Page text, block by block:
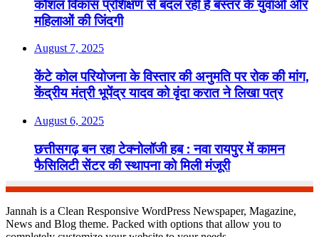
कौशल विकास प्रशिक्षण से बदल रही है बस्तर के युवाओं और
महिलाओं की जिंदगी
August 7, 2025
केंटे कोल परियोजना के विस्तार की अनुमति पर रोक की मांग,
केंद्रीय मंत्री भूपेंद्र यादव को वृंदा करात ने लिखा पत्र
August 6, 2025
छत्तीसगढ़ बन रहा टेक्नोलॉजी हब : नवा रायपुर में कामन
फैसिलिटी सेंटर की स्थापना को मिली मंजूरी
Jannah is a Clean Responsive WordPress Newspaper, Magazine,
News and Blog theme. Packed with options that allow you to